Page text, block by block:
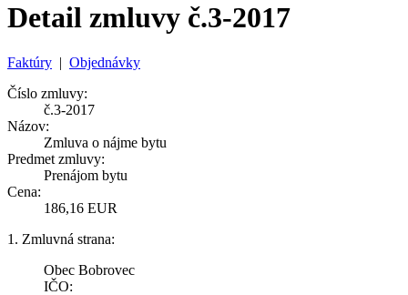
Detail zmluvy č.3-2017
Faktúry | Objednávky
Číslo zmluvy:
č.3-2017
Názov:
Zmluva o nájme bytu
Predmet zmluvy:
Prenájom bytu
Cena:
186,16 EUR
1. Zmluvná strana:
Obec Bobrovec
IČO: